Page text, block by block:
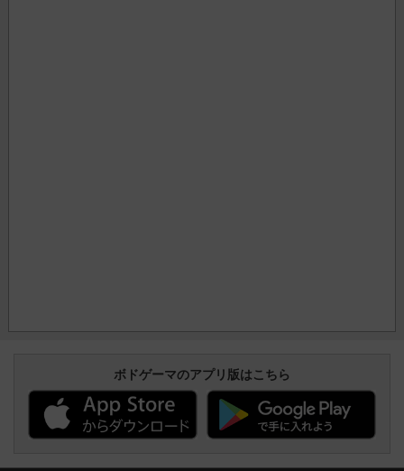
ボドゲーマのアプリ版はこちら